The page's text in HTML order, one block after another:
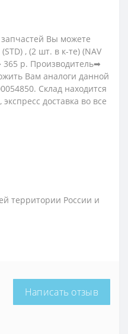
Вы можете
, (2 шт. в к-те) (NAV
365 р. Производитель➡
Вам аналоги данной
Склад находится
доставка во все
территории России и
Написать отзыв